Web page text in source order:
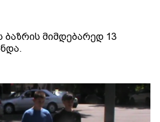
ბაზრის მიმდებარედ 13